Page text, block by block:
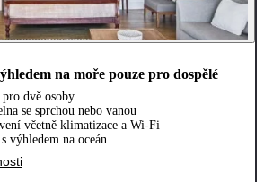
na moře pouze pro dospělé
dvě osoby
se sprchou nebo vanou
včetně klimatizace a Wi-Fi
výhledem na oceán